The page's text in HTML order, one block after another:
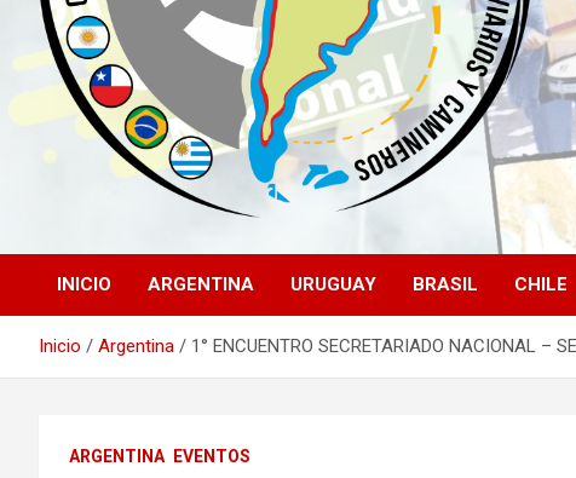
INICIO ARGENTINA URUGUAY BRASIL CHILE
Inicio Argentina 1° ENCUENTRO SECRETARIADO NACIONAL –
ARGENTINA EVENTOS